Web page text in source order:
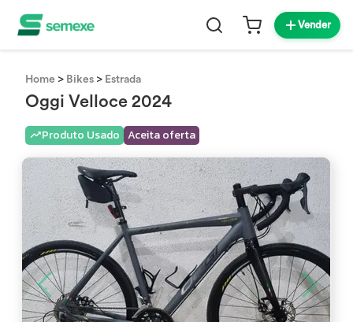
Vender
Home > Bikes > Estrada
Oggi Velloce 2024
Produto Usado Aceita oferta